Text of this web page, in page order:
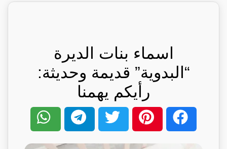
اسماء بنات الديرة
“البدوية” قديمة وحديثة:
رأيكم يهمنا